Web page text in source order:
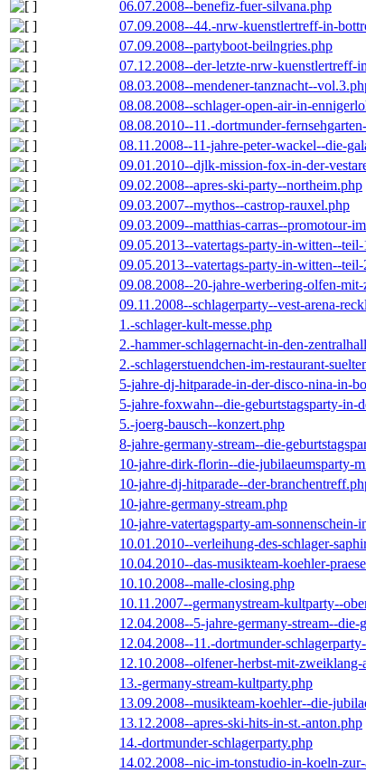
06.07.2008--benefiz-fuer-silvana.php
07.09.2008--44.-nrw-kuenstlertreff-in-
07.09.2008--partyboot-beilngries.php
07.12.2008--der-letzte-nrw-kuenstlertreff-
08.03.2008--mendener-tanznacht--
08.08.2008--schlager-open-air-in-
08.08.2010--11.-dortmunder-
08.11.2008--11-jahre-peter-wackel--die-
09.01.2010--djlk-mission-fox-in-der-
09.02.2008--apres-ski-party--northeim.php
09.03.2007--mythos--castrop-rauxel.php
09.03.2009--matthias-carras--promotour-
09.05.2013--vatertags-party-in-witten--
09.05.2013--vatertags-party-in-witten--
09.08.2008--20-jahre-werbering-olfen-
09.11.2008--schlagerparty--vest-arena-
1.-schlager-kult-messe.php
2.-hammer-schlagernacht-in-den-
2.-schlagerstuendchen-im-restaurant-
5-jahre-dj-hitparade-in-der-disco-nina-in-
5-jahre-foxwahn--die-geburtstagsparty-in-
5.-joerg-bausch--konzert.php
8-jahre-germany-stream--die-
10-jahre-dirk-florin--die-jubilaeumsparty-
10-jahre-dj-hitparade--der-
10-jahre-germany-stream.php
10-jahre-vatertagsparty-am-sonnenschein-
10.01.2010--verleihung-des-schlager-
10.04.2010--das-musikteam-koehler-
10.10.2008--malle-closing.php
10.11.2007--germanystream-kultparty--
12.04.2008--5-jahre-germany-stream--die-
12.04.2008--11.-dortmunder-
12.10.2008--olfener-herbst-mit-
13.-germany-stream-kultparty.php
13.09.2008--musikteam-koehler--die-
13.12.2008--apres-ski-hits-in-st.-anton.php
14.-dortmunder-schlagerparty.php
14.02.2008--nic-im-tonstudio-in-koeln-